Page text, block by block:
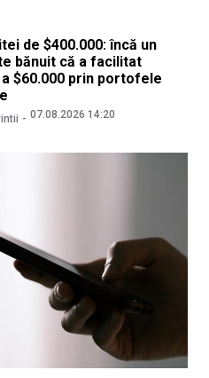
de $400.000: încă un
bănuit că a facilitat
$60.000 prin portofele
07.08.2026 14:20